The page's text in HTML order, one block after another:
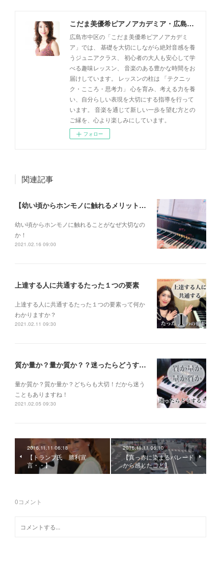
こだま美優希ピアノアカデミア・広島市中区
広島市中区の「こだま美優希ピアノアカデミ
ア」では、 基礎を大切にしながら絶対音感を養
うジュニアクラス、 初心者の大人も安心して学
べる趣味レッスン、 音楽のある豊かな時間をお
届けしています。 レッスンの柱は 「テクニッ
ク・こころ・思考力」 心を育み、考える力を養
い、自分らしい表現を大切にする指導を行って
います。 音楽を通じて新しい一歩を望む方との
ご縁を、心より楽しみにしています。
フォロー
関連記事
【幼い頃からホンモノに触れるメリットとは？】
幼い頃からホンモノに 触れることがなぜ大切なの
か！
2021.02.16 09:00
上達する人に共通するたった１つの要素
上達する人に共通するたった１つの要素って何か
わかりますか？
2021.02.11 09:30
質か量か？量か質か？？迷ったらどうする？？？
量か質か？ 質か量か？ どちらも大切！だから迷う
こともありますね！
2021.02.05 09:30
2016.11.11 06:18
【トランプ氏 勝利宣
言・・】
2016.11.11 06:10
【真っ赤に染まるパレード
から感じたこと】
0コメント